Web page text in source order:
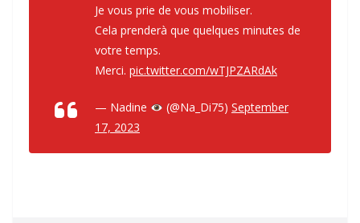
Je vous prie de vous mobiliser.
Cela prenderà que quelques minutes de
votre temps.
Merci. pic.twitter.com/wTJPZARdAk
— Nadine (@Na_Di75) September
17, 2023